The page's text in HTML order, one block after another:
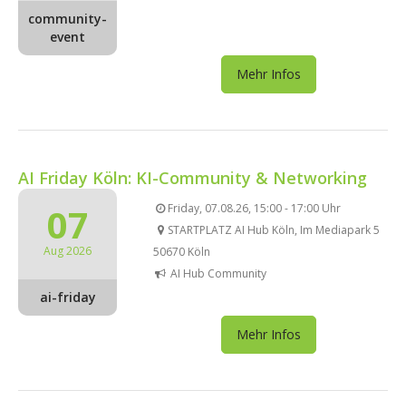
community-
event
Mehr Infos
AI Friday Köln: KI-Community & Networking
07
Aug 2026
ai-friday
Friday, 07.08.26, 15:00 - 17:00 Uhr
STARTPLATZ AI Hub Köln, Im Mediapark 5
50670 Köln
AI Hub Community
Mehr Infos